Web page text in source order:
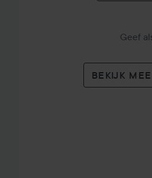
Geef
BEKIJK